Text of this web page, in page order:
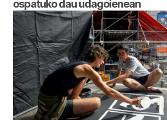
ospatuko dau udagoienean